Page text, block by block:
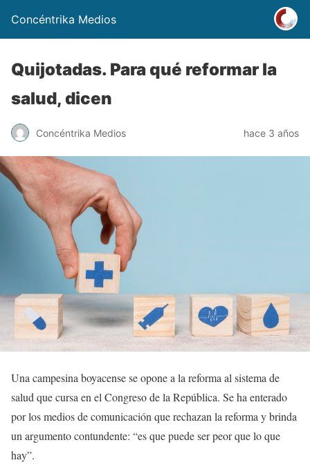
Concéntrika Medios
Quijotadas. Para qué reformar la
salud, dicen
Concéntrika Medios hace 3 años
Una campesina boyacense se opone a la reforma al sistema de
salud que cursa en el Congreso de la República. Se ha enterado
por los medios de comunicación que rechazan la reforma y brinda
un argumento contundente: “es que puede ser peor que lo que
hay”.